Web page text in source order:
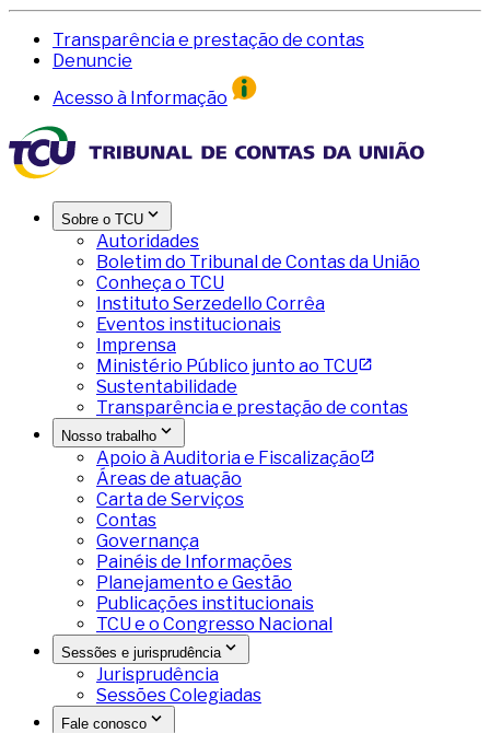
Transparência e prestação de contas
Denuncie
Acesso à Informação
Sobre o TCU
Autoridades
Boletim do Tribunal de Contas da União
Conheça o TCU
Instituto Serzedello Corrêa
Eventos institucionais
Imprensa
Ministério Público junto ao TCU
Sustentabilidade
Transparência e prestação de contas
Nosso trabalho
Apoio à Auditoria e Fiscalização
Áreas de atuação
Carta de Serviços
Contas
Governança
Painéis de Informações
Planejamento e Gestão
Publicações institucionais
TCU e o Congresso Nacional
Sessões e jurisprudência
Jurisprudência
Sessões Colegiadas
Fale conosco